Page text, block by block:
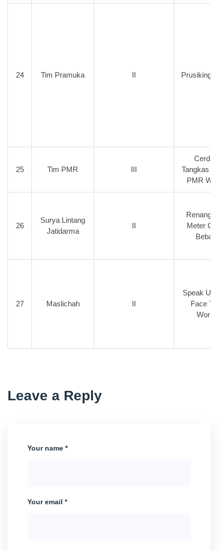
24 Tim Pramuka II Prusiking
25 Tim PMR III
Cerdas
Tangkas
PMR
26
Surya Lintang
Jatidarma
II
Renang
Meter
Bebas
27 Maslichah II
Speak Up
Face The
World
Leave a Reply
Your name *
Your email *